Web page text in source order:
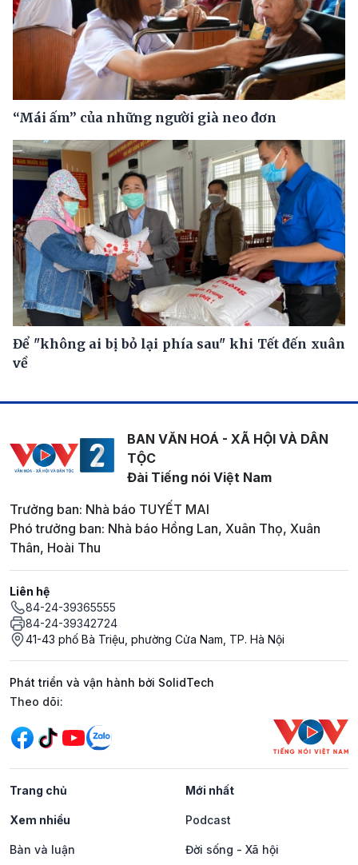
“Mái ấm” của những người già neo đơn
Để "không ai bị bỏ lại phía sau" khi Tết đến xuân
về
BAN VĂN HOÁ - XÃ HỘI VÀ DÂN
TỘC
Đài Tiếng nói Việt Nam
Trưởng ban: Nhà báo TUYẾT MAI
Phó trưởng ban: Nhà báo Hồng Lan, Xuân Thọ, Xuân
Thân, Hoài Thu
Liên hệ
84-24-39365555
84-24-39342724
41-43 phố Bà Triệu, phường Cửa Nam, TP. Hà Nội
Phát triển và vận hành bởi SolidTech
Mạng xã hội
Theo dõi:
Trang chủ Mới nhất
Xem nhiều Podcast
Bàn và luận Đời sống - Xã hội